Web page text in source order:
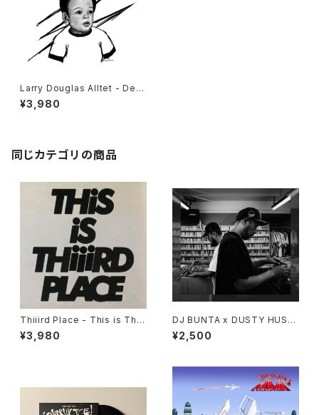
Larry Douglas Alltet - Dedi
cations "LP"
¥3,980
同じカテゴリの商品
Thiiird Place - This is Thiii
rd Place "LP"
¥3,980
DJ BUNTA x DUSTY HUSK
Y - 47 CAMPiN DIGGiN "C
D"
¥2,500